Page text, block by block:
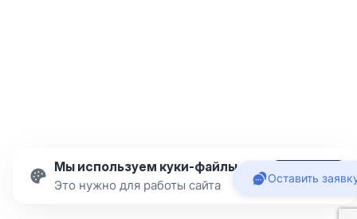
Оставить
Мы используем куки-файлы
Это нужно для работы сайта
Подробнее
Принять